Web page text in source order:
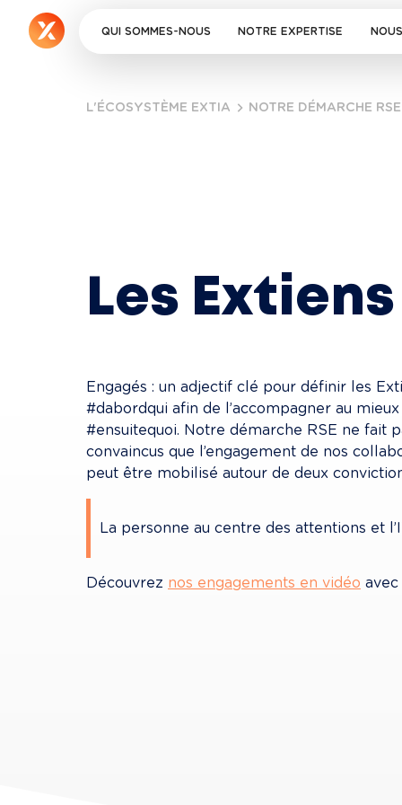
QUI SOMMES-NOUS NOTRE EXPERTISE
L'ÉCOSYSTÈME EXTIA NOTRE DÉMARCHE RSE
Les
Engagés : un adjectif clé pour définir les
#dabordqui afin de l’accompagner au
#ensuitequoi. Notre démarche RSE ne fait
convaincus que l’engagement de nos
peut être mobilisé autour de deux
La personne au centre des attentions et
Découvrez nos engagements en vidéo avec